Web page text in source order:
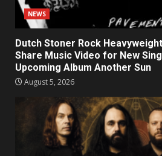
NEWS
Dutch Stoner Rock
Share Music Video for New
Upcoming Album Another Sun
August 5, 2026